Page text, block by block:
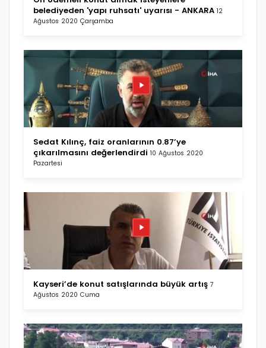
belediyeden 'yapı ruhsatı' uyarısı - ANKARA 12
Ağustos 2020 Çarşamba
Sedat Kılınç, faiz oranlarının 0.87’ye
çıkarılmasını değerlendirdi 10 Ağustos 2020
Pazartesi
Kayseri’de konut satışlarında büyük artış 7
Ağustos 2020 Cuma